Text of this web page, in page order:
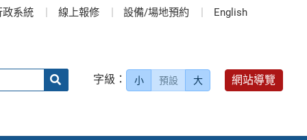
政系統 線上報修 設備/場地預約 English
字級： 小 預設 大 網站導覽